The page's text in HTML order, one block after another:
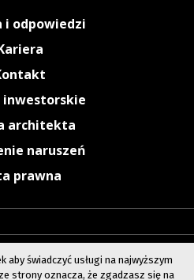
i odpowiedzi
inwestorskie
architekta
naruszeń
prawna
świadczyć usługi na najwyższym
strony oznacza, że zgadzasz się na